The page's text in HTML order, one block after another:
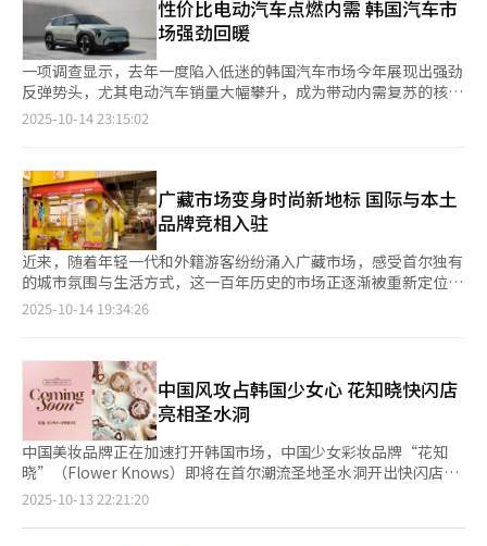
用的奢侈美妆。正如一位25岁的白领所说，每天用上喜欢的口红或
香水，就像给自己“充电”。 面对消费趋势变化，韩国零售行业
也迅速跟进。乐天百货去年改造首尔总店美妆馆，打造国内最大香
水区，并引入罗意威、摩顿布朗等高端品牌；同时扩展爱马仕美
妆、香奈儿护肤等专区。现代百货通过旗下清洁美妆精选店Be
Clean吸引20至30多岁消费者，今年上半年新增15个香水品牌，并
牌涨幅达150%；乐天免税店的香水销售在化妆品总额中的占比也
从14%升至27%。部分品牌还推出“旅行限定版”“可替换包
装”等策略，让“微奢”更具持续吸引力。 经济学家指出，在不
确定的经济环境下，“犒赏自己”的消费心理会更加强烈。奢侈品
牌的香水、口红等产品价格不菲，但购买门槛低、可频繁使用，能
即时带来情绪满足。“与其一次性花大钱买包，不如每天享受一点
点奢华。”业内分析认为，这种“精致抵御焦虑”的消费观已成为
代消费能力提升，情绪价值、品牌故事与个性体验会成为决定购买
的关键。奢侈不再代表昂贵，而是一种生活态度，哪怕只是喷上一
点香水、涂上一支口红，也能让平凡的一天变得更有仪式感。
指出，下半年行业反转主要得益于各大便利店企业持续改善经营策
略，果断关闭低收益门店、强化盈利基础。此外，韩国消费者心理
指数从去年底的88.40回升至今年9月的110.1，消费信心得以改
善；再加上政府发放第二轮“民生恢复消费券”，也在一定程度上
提振便利店业绩。 业界普遍认为，第四季度有望延续这一增长趋
势。韩国投资证券预测，BGF Retail第四季度销售额将达2.98万亿
3.025万亿韩元，同比增长3.1%。 与此同时，便利店业正积极拓展
新业务与多元化品类。不仅全面推出快递代寄等生活服务，还延伸
至体育营销、时尚产品等新领域。
划、平台战略企划等6个职位，其中PB商品企划岗位最受关注。
Kurly相关负责人表示，目前尚无在运营的美妆PB商品，但未来计
划推出相关产品。业内分析认为，此举或与Kurly重新推动公开募
股（IPO）的动向有关，显示其正加速拓展新业务领域。 与此同
时，电商行业的美妆PB竞争正日趋激烈。MUSINSA近期推
出“Standard Beauty”系列，正式进军超低价护肤市场。该系列
共8款产品，定价在3900韩元至5900韩元（约合人民币19元至29
原始设计制造（ODM）企业科丝美诗合作，联合开发新原料与配
方，并推进中国生产项目。Coupang则在今年初通过PB品牌
CPLB推出“ELLE PARIS”护肤系列，价格区间为4900韩元至
1.19万韩元，进一步巩固其PB布局。 运营时尚电商平台ABLY的
ABLY Corporation也正组建团队，筹备推出PB品牌，并面向经理
级人才展开招聘。虽然具体方向尚未公布，但业内普遍预测，其首
个PB产品将聚焦于美妆领域。今年初，ABLY曾独家推出化妆品品
牌思亲肤（Skin Food）的“Peach Cotton三件套”产品，正式
中在东大门服装，在竞争激烈的环境下，短期内推出时尚类PB品
牌的可能性较低。 业内人士分析认为，电商平台纷纷加码自有品
牌开发，旨在提升盈利能力并强化品牌价值。仁荷大学消费者学专
业教授李恩熙指出，韩国具备全球领先的化妆品ODM和原始设备
制造（OEM）产业基础，自有品牌商品不仅易于开发，还能有效塑
造平台形象，同时美妆产品的利润率也相对更高。
性价比电动汽车点燃内需 韩国汽车市
场强劲回暖
一项调查显示，去年一度陷入低迷的韩国汽车市场今年展现出强劲
反弹势头，尤其电动汽车销量大幅攀升，成为带动内需复苏的核心
动力。 韩国汽车数据研究机构Carisyou于14日发布数据显示，截
量为104.4684万辆，同比增长3.3%，进口汽车则同比增长15.5%
至23.1056万辆。去年汽车销量以163.5万辆创11年来最低水平，
今年有望实现反弹。 韩国品牌汽车中，起亚以38.8117万辆位居榜
首，同比增长4.6%，现代汽车以35.5905万辆（11%）排名第二。
雷诺韩国凭借中型运动型多用途汽车（SUV）大科雷傲（Grand
Koleos）的热销，销量暴增141%至4.0431万辆。相比之下，现代
汽车旗下高端品牌捷尼赛思（Genesis）下降11.8%至8.941万
辆；KG Mobility（KGM，原双龙汽车）与通用汽车公司（GM）则
（BMW）销量为5.784万辆，同比增长6.6%，位居首位，并与梅
赛德斯-奔驰（4.8248万辆，0.4%）和特斯拉（4.3637万辆，
84.8%）位居前三。此外，雷克萨斯（14.1%）、奥迪（35.4%）
及保时捷（37.9%）增长也十分显著。 今年韩国畅销车型前10名
中有7款为SUV。起亚索兰托（Sorento）销量为7.45万辆
（7.1%），有望连续两年夺冠；起亚嘉华（6.30万辆）位居第
二。其后依次为起亚狮跑（5.69万辆）、现代帕里斯帝（4.65万
辆）、现代胜达（4.58万辆）、起亚赛图斯（4.37万辆）和现代途
胜（4.09万辆）等。轿车仅有现代伊兰特（6.13万辆）与现代索纳
2025-10-14 23:15:02
广藏市场变身时尚新地标 国际与本土
品牌竞相入驻
近来，随着年轻一代和外籍游客纷纷涌入广藏市场，感受首尔独有
的城市氛围与生活方式，这一百年历史的市场正逐渐被重新定位为
兼具美食、时尚与文化的综合空间。 据韩国时尚业界14日消息，
2020年，乐斯菲斯（The North Face）入驻；今年，柯达服饰
（KODAK Apparel）、Matin Kim、MARITHÉ FRANÇOIS
GIRBAUD和SATUR等品牌陆续加入。 柯达服饰广藏市场旗舰店自
今年7月开业以来，持续吸引大量外籍游客和本地居民，销售保持
稳定增长。门店面积约36坪（约120平方米），为单层建筑，位于
连接美食街与布匹商街的核心通道。店铺外观保留市场特有的复古
风格，如褪色卷闸门、破旧招牌和老旧家具，营造出岁月沉淀的品
牌氛围。 柯达服饰相关负责人表示，平日约七成顾客为外籍游
客。为满足不同气候下的购物需求，门店全年均提供常规商品，并
2025-10-14 19:34:26
中国风攻占韩国少女心 花知晓快闪店
亮相圣水洞
中国美妆品牌正在加速打开韩国市场，中国少女彩妆品牌“花知
晓”（Flower Knows）即将在首尔潮流圣地圣水洞开出快闪店，
正式吹响进军韩国的号角。 主打“公主风”路线的花知晓快闪店
动。目前尚未最终确定，但花知晓计划本月内在韩国上线官方商
2025-10-13 22:21:20
页